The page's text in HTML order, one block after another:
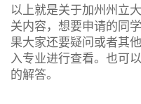
以上就是关于加州州立
关内容，想要申请的同
果大家还要疑问或者其
入专业进行查看。也可
的解答。